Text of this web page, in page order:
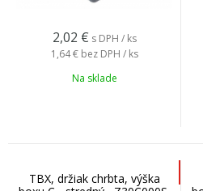
2,02 € s DPH / ks
1,64 € bez DPH / ks
Na sklade
TBX, držiak chrbta, výška